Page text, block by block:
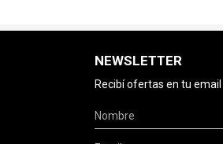
NEWSLETTER
Recibí ofertas en tu email